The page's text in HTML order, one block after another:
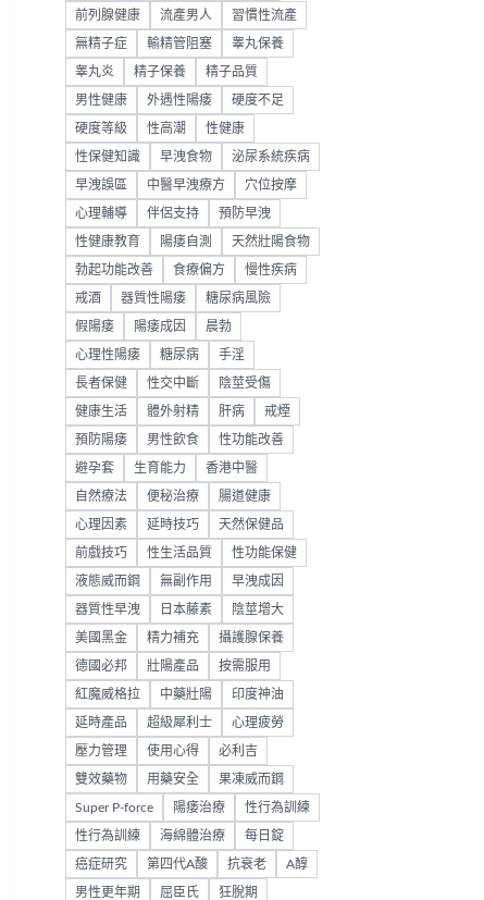
前列腺健康 流產男人 習慣性流產
無精子症 輸精管阻塞 睾丸保養
睾丸炎 精子保養 精子品質
男性健康 外遇性陽痿 硬度不足
硬度等級 性高潮 性健康
性保健知識 早洩食物 泌尿系統疾病
早洩誤區 中醫早洩療方 穴位按摩
心理輔導 伴侶支持 預防早洩
性健康教育 陽痿自測 天然壯陽食物
勃起功能改善 食療偏方 慢性疾病
戒酒 器質性陽痿 糖尿病風險
假陽痿 陽痿成因 晨勃
心理性陽痿 糖尿病 手淫
長者保健 性交中斷 陰莖受傷
健康生活 體外射精 肝病 戒煙
預防陽痿 男性飲食 性功能改善
避孕套 生育能力 香港中醫
自然療法 便秘治療 腸道健康
心理因素 延時技巧 天然保健品
前戲技巧 性生活品質 性功能保健
液態威而鋼 無副作用 早洩成因
器質性早洩 日本藤素 陰莖增大
美國黑金 精力補充 攝護腺保養
德國必邦 壯陽產品 按需服用
紅魔威格拉 中藥壯陽 印度神油
延時產品 超級犀利士 心理疲勞
壓力管理 使用心得 必利吉
雙效藥物 用藥安全 果凍威而鋼
Super P-force 陽痿治療 性行為訓練
性行為訓練 海綿體治療 每日錠
癌症研究 第四代A酸 抗衰老 A醇
男性更年期 屈臣氏 狂脫期